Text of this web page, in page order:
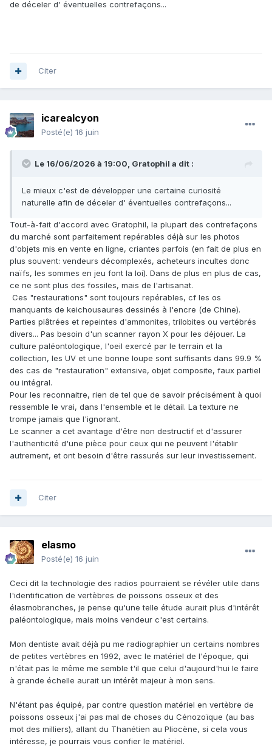
de déceler d' éventuelles contrefaçons...
Citer
icarealcyon
Posté(e) 16 juin
Le 16/06/2026 à 19:00, Gratophil a dit :
Le mieux c'est de développer une certaine curiosité
naturelle afin de déceler d' éventuelles contrefaçons...
Tout-à-fait d'accord avec Gratophil, la plupart des contrefaçons
du marché sont parfaitement repérables déjà sur les photos
d'objets mis en vente en ligne, criantes parfois (en fait de plus en
plus souvent: vendeurs décomplexés, acheteurs incultes donc
naïfs, les sommes en jeu font la loi). Dans de plus en plus de cas,
ce ne sont plus des fossiles, mais de l'artisanat.
Ces "restaurations" sont toujours repérables, cf les os
manquants de keichousaures dessinés à l'encre (de Chine).
Parties plâtrées et repeintes d'ammonites, trilobites ou vertébrés
divers... Pas besoin d'un scanner rayon X pour les déjouer. La
culture paléontologique, l'oeil exercé par le terrain et la
collection, les UV et une bonne loupe sont suffisants dans 99.9 %
des cas de "restauration" extensive, objet composite, faux partiel
ou intégral.
Pour les reconnaitre, rien de tel que de savoir précisément à quoi
ressemble le vrai, dans l'ensemble et le détail. La texture ne
trompe jamais que l'ignorant.
Le scanner a cet avantage d'être non destructif et d'assurer
l'authenticité d'une pièce pour ceux qui ne peuvent l'établir
autrement, et ont besoin d'être rassurés sur leur investissement.
Citer
elasmo
Posté(e) 16 juin
Ceci dit la technologie des radios pourraient se révéler utile dans
l'identification de vertèbres de poissons osseux et des
élasmobranches, je pense qu'une telle étude aurait plus d'intérêt
paléontologique, mais moins vendeur c'est certains.
Mon dentiste avait déjà pu me radiographier un certains nombres
de petites vertèbres en 1992, avec le matériel de l'époque, qui
n'était pas le même me semble t'il que celui d'aujourd'hui le faire
à grande échelle aurait un intérêt majeur à mon sens.
N'étant pas équipé, par contre question matériel en vertèbre de
poissons osseux j'ai pas mal de choses du Cénozoïque (au bas
mot des milliers), allant du Thanétien au Pliocène, si cela vous
intéresse, je pourrais vous confier le matériel.